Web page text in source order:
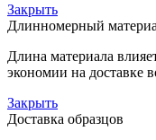
Закрыть
Длинномерный
Длина материала
экономии на доставке
Закрыть
Доставка образцов